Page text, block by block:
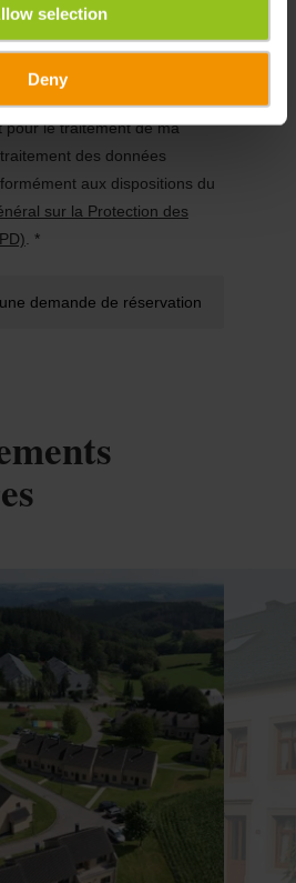
selection
Deny
pour le traitement de ma
des données
aux dispositions du
sur la Protection des
. *
demande de réservation